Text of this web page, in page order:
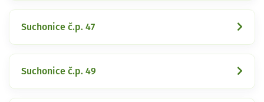
Suchonice č.p. 47
Suchonice č.p. 49